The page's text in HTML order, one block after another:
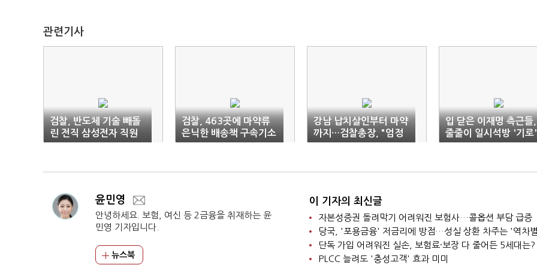
관련기사
검찰, 반도체 기술 빼돌
린 전직 삼성전자 직원
집유 받자 '항소'
검찰, 463곳에 마약류
은닉한 배송책 구속기소
강남 납치살인부터 마약
까지…검찰총장, "엄정
대응"
입 닫은 이재명 측근들,
줄줄이 일시석방 '기로'
윤민영
안녕하세요. 보험, 여신 등 2금융을 취재하는 윤
민영 기자입니다.
뉴스북
이 기자의 최신글
자본성증권 돌려막기 어려워진 보험사…콜옵션 부담 급증
당국, '포용금융' 저금리에 방점…성실 상환 차주는 '역차
단독 가입 어려워진 실손, 보험료·보장 다 줄어든 5세대는?
PLCC 늘려도 '충성고객' 효과 미미